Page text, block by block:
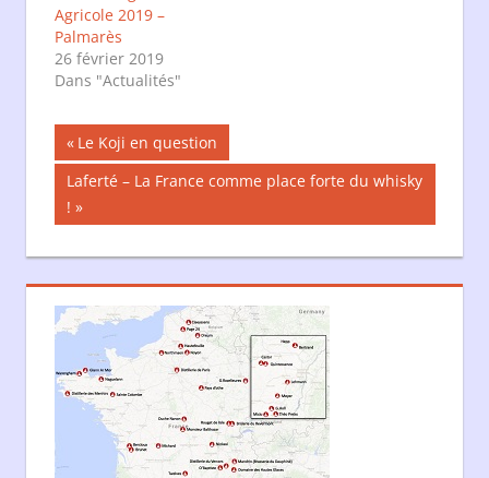
Agricole 2019 –
Palmarès
26 février 2019
Dans "Actualités"
Navigation
de
l’article
Publication
précédente :
Le Koji en question
Publication
suivante :
Laferté – La France comme place forte du whisky
!